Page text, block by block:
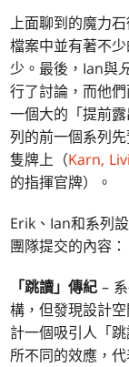
上面聊到的魔力
檔案中並有著不
少。最後，Ian與
行了討論，而他
一個大的「提前
列的前一個系列
隻牌上（Karn,
的指揮官牌）。
Erik、Ian和系列
團隊提交的內容：
「跳讀」傳紀 –
構，但發現設計
計一個吸引人「
所不同的效應，